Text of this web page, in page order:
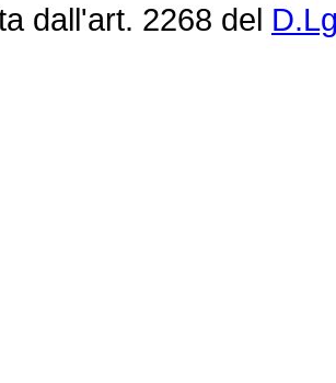
dall'art. 2268 del